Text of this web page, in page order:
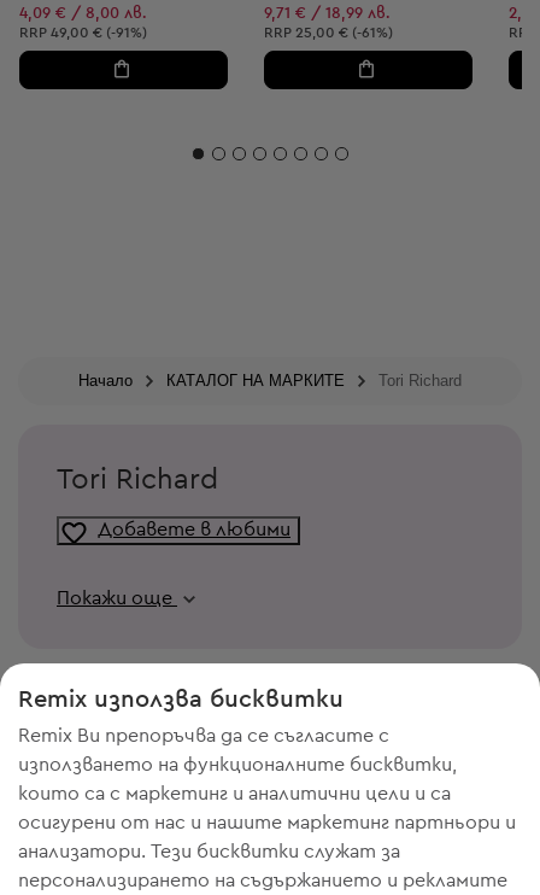
4,09 € / 8,00 лв.
Препоръчителна цена:
RRP 49,00 € (-91%)
9,71 € / 18,99 лв.
Препоръчителна цена:
RRP 25,00 € (-61%) RRP
Начало КАТАЛОГ НА МАРКИТЕ Tori Richard
Tori Richard
Добавете в любими
Покажи още
ИМАШ НУЖДА ОТ МЯСТО В
Remix използва бисквитки
Remix Ви препоръчва да се съгласите с
използването на функционалните бисквитки,
които са с маркетинг и аналитични цели и са
осигурени от нас и нашите маркетинг партньори и
анализатори. Тези бисквитки служат за
персонализирането на съдържанието и рекламите